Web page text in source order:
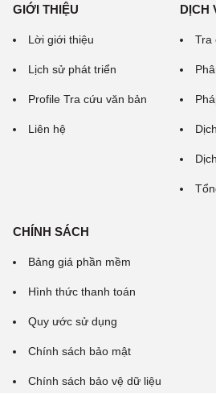
GIỚI THIỆU
Lời giới thiệu
Lịch sử phát triển
Profile Tra cứu văn bản
Liên hệ
DỊCH
Tra
CHÍNH SÁCH
Bảng giá phần mềm
Hình thức thanh toán
Quy ước sử dụng
Chính sách bảo mật
Chính sách bảo vệ dữ liệu